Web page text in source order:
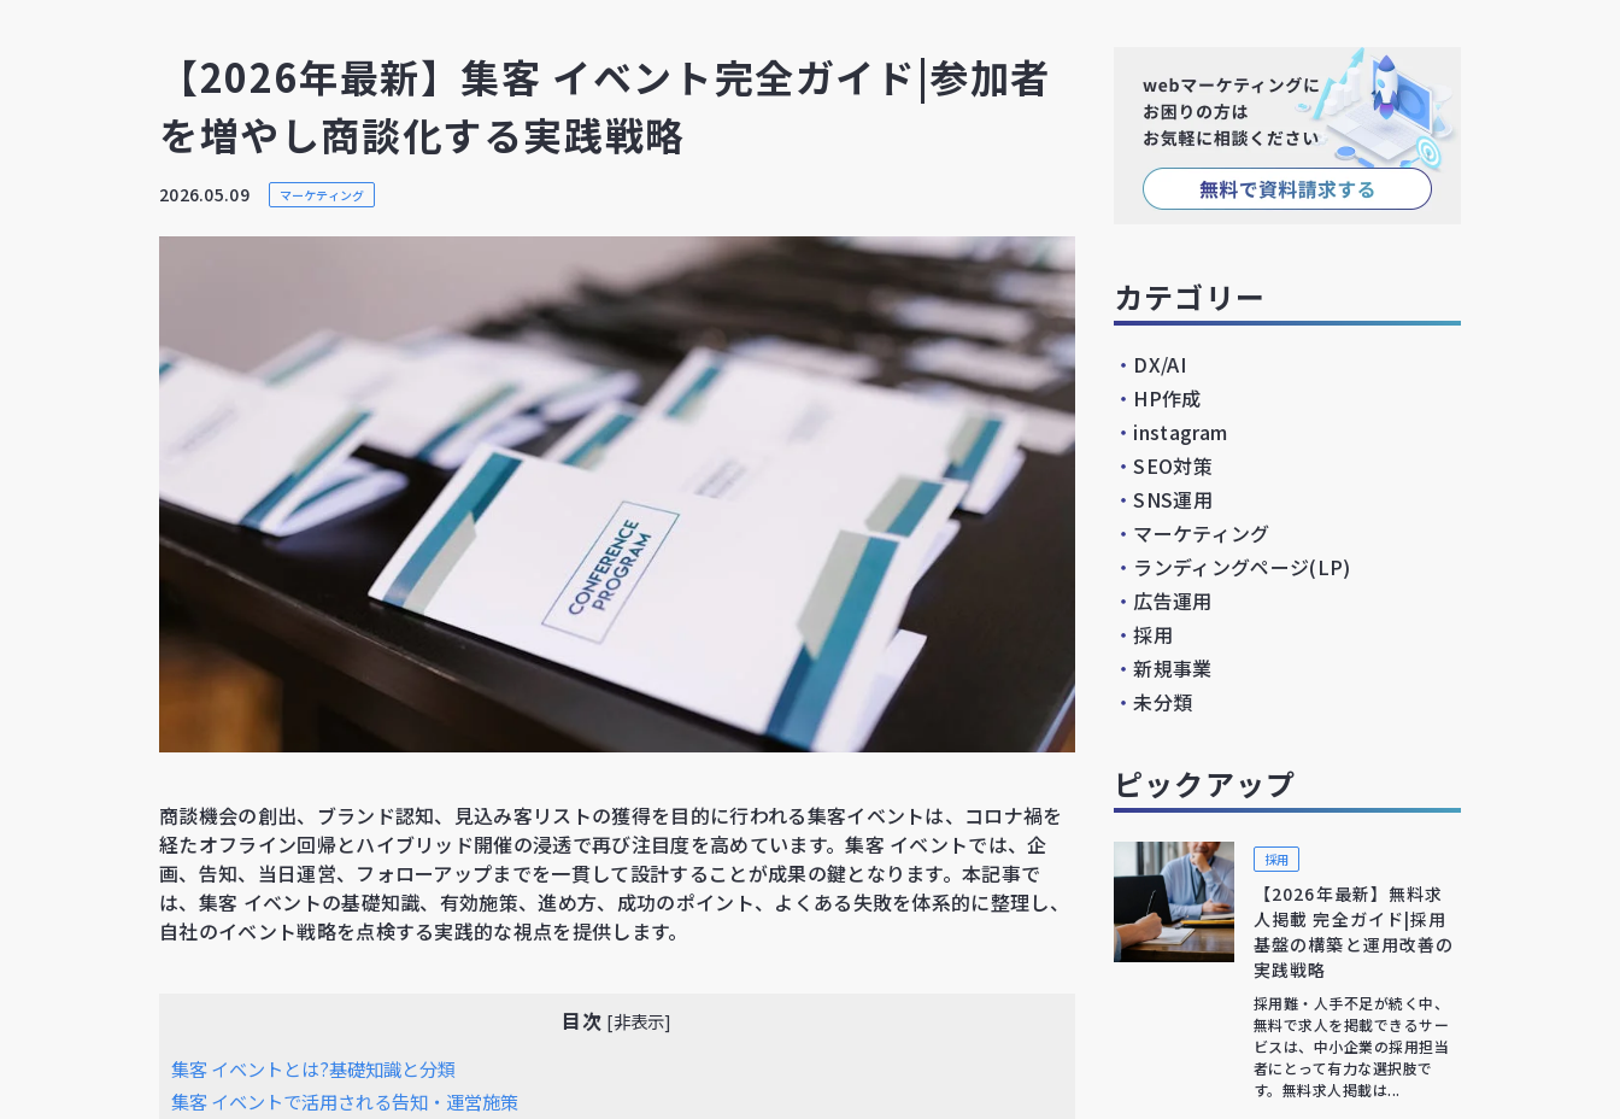
【2026年最新】集客 イベント完全ガイド|参加者
を増やし商談化する実践戦略
2026.05.09 マーケティング
商談機会の創出、ブランド認知、見込み客リストの獲得を目的に行われる集客イベントは、コロナ禍を
経たオフライン回帰とハイブリッド開催の浸透で再び注目度を高めています。集客 イベントでは、企
画、告知、当日運営、フォローアップまでを一貫して設計することが成果の鍵となります。本記事で
は、集客 イベントの基礎知識、有効施策、進め方、成功のポイント、よくある失敗を体系的に整理し、
自社のイベント戦略を点検する実践的な視点を提供します。
目次 [非表示]
集客 イベントとは?基礎知識と分類
集客 イベントで活用される告知・運営施策
カテゴリー
・ DX/AI
・ HP作成
・ instagram
・SEO対策
・SNS運用
・ マーケティング
・ ランディングページ(LP)
・ 広告運用
・採用
・新規事業
・未分類
ピックアップ
採用
【2026年最新】無料求
人掲載 完全ガイド|採用
基盤の構築と運用改善の
実践戦略
採用難・人手不足が続く中、
無料で求人を掲載できるサー
ビスは、中小企業の採用担当
者にとって有力な選択肢で
す。無料求人掲載は...